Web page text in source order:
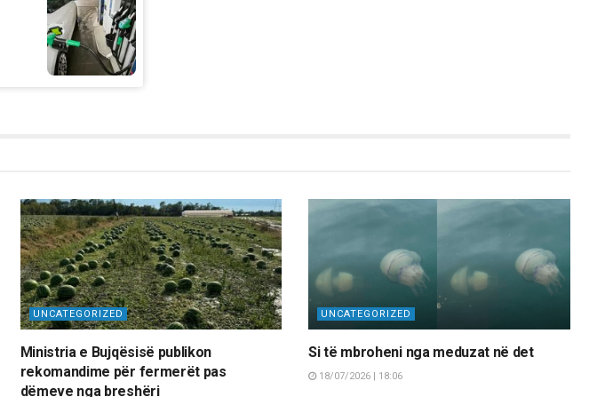
UNCATEGORIZED
Ministria e Bujqësisë publikon
rekomandime për fermerët pas
dëmeve nga breshëri
UNCATEGORIZED
Si të mbroheni nga meduzat në det
18/07/2026 | 18:06